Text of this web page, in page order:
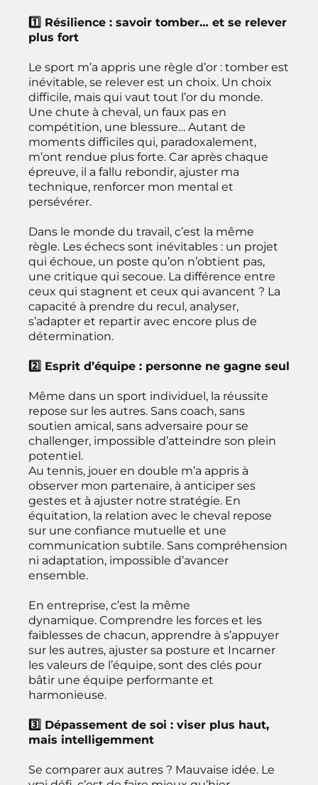
1️⃣ Résilience : savoir tomber… et se relever
plus fort
Le sport m’a appris une règle d’or : tomber est
inévitable, se relever est un choix. Un choix
difficile, mais qui vaut tout l’or du monde.
Une chute à cheval, un faux pas en
compétition, une blessure… Autant de
moments difficiles qui, paradoxalement,
m’ont rendue plus forte. Car après chaque
épreuve, il a fallu rebondir, ajuster ma
technique, renforcer mon mental et
persévérer.
Dans le monde du travail, c’est la même
règle. Les échecs sont inévitables : un projet
qui échoue, un poste qu’on n’obtient pas,
une critique qui secoue. La différence entre
ceux qui stagnent et ceux qui avancent ? La
capacité à prendre du recul, analyser,
s’adapter et repartir avec encore plus de
détermination.
2️⃣ Esprit d’équipe : personne ne gagne seul
Même dans un sport individuel, la réussite
repose sur les autres. Sans coach, sans
soutien amical, sans adversaire pour se
challenger, impossible d’atteindre son plein
potentiel.
Au tennis, jouer en double m’a appris à
observer mon partenaire, à anticiper ses
gestes et à ajuster notre stratégie. En
équitation, la relation avec le cheval repose
sur une confiance mutuelle et une
communication subtile. Sans compréhension
ni adaptation, impossible d’avancer
ensemble.
En entreprise, c’est la même
dynamique. Comprendre les forces et les
faiblesses de chacun, apprendre à s’appuyer
sur les autres, ajuster sa posture et Incarner
les valeurs de l’équipe, sont des clés pour
bâtir une équipe performante et
harmonieuse.
3️⃣ Dépassement de soi : viser plus haut,
mais intelligemment
Se comparer aux autres ? Mauvaise idée. Le